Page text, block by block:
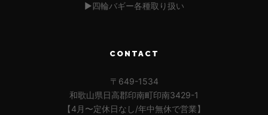
▶︎四輪バギー各種取り扱い
CONTACT
〒649-1534
和歌山県日高郡印南町印南3429-1
【4月〜定休日なし/年中無休で営業】